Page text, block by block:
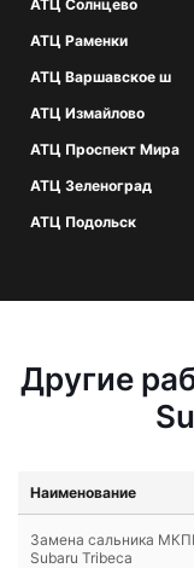
АТЦ Солнцево
АТЦ Раменки
АТЦ Варшавское ш
АТЦ Измайлово
АТЦ Проспект Мира
АТЦ Зеленоград
АТЦ Подольск
Другие
Наименование
Замена сальника
Subaru Tribeca